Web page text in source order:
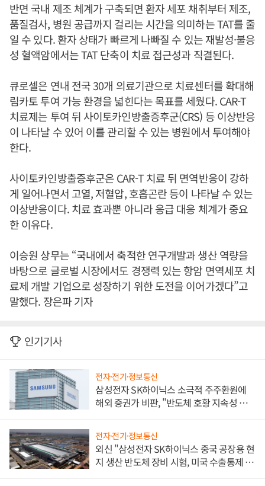
반면 국내 제조 체계가 구축되면 환자 세포 채취부터 제조,
품질검사, 병원 공급까지 걸리는 시간을 의미하는 TAT를 줄
일 수 있다. 환자 상태가 빠르게 나빠질 수 있는 재발성·불응
성 혈액암에서는 TAT 단축이 치료 접근성과 직결된다.
큐로셀은 연내 전국 30개 의료기관으로 치료센터를 확대해
림카토 투여 가능 환경을 넓힌다는 목표를 세웠다. CAR-T
치료제는 투여 뒤 사이토카인방출증후군(CRS) 등 이상반응
이 나타날 수 있어 이를 관리할 수 있는 병원에서 투여해야
한다.
사이토카인방출증후군은 CAR-T 치료 뒤 면역반응이 강하
게 일어나면서 고열, 저혈압, 호흡곤란 등이 나타날 수 있는
이상반응이다. 치료 효과뿐 아니라 응급 대응 체계가 중요
한 이유다.
이승원 상무는 “국내에서 축적한 연구개발과 생산 역량을
바탕으로 글로벌 시장에서도 경쟁력 있는 항암 면역세포 치
료제 개발 기업으로 성장하기 위한 도전을 이어가겠다”고
말했다. 장은파 기자
인기기사
전자·전기·정보통신
삼성전자 SK하이닉스 소극적 주주환원에
해외 증권가 비판, "반도체 호황 지속성 의
전자·전기·정보통신
외신 "삼성전자 SK하이닉스 중국 공장용 현
지 생산 반도체 장비 시험, 미국 수출통제 대